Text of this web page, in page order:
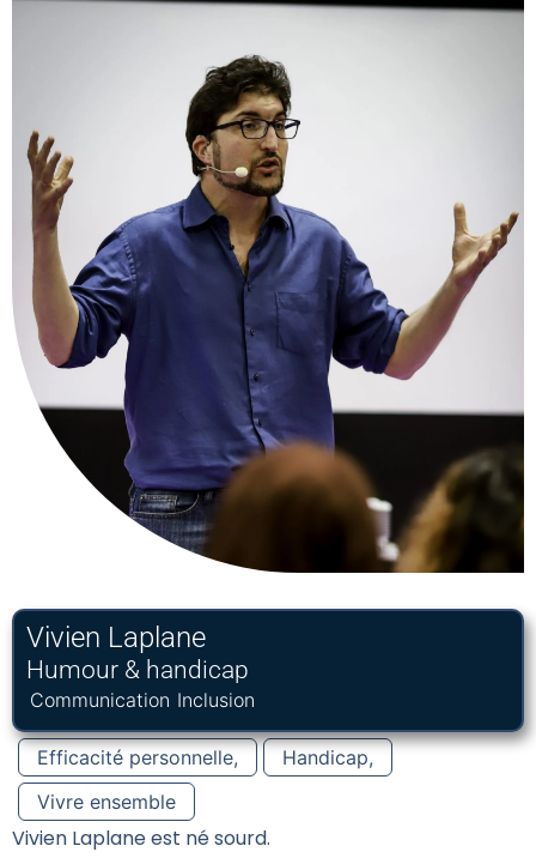
Vivien Laplane
Humour & handicap
Communication Inclusion
Efficacité personnelle, Handicap,
Vivre ensemble
Vivien Laplane est né sourd.